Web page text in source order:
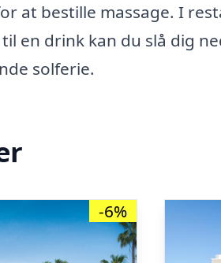
at bestille massage. I
en drink kan du slå dig
solferie.
-6%